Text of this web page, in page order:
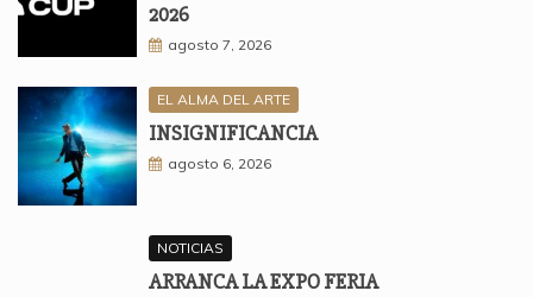
2026
agosto 7, 2026
EL ALMA DEL ARTE
INSIGNIFICANCIA
agosto 6, 2026
NOTICIAS
ARRANCA LA EXPO FERIA